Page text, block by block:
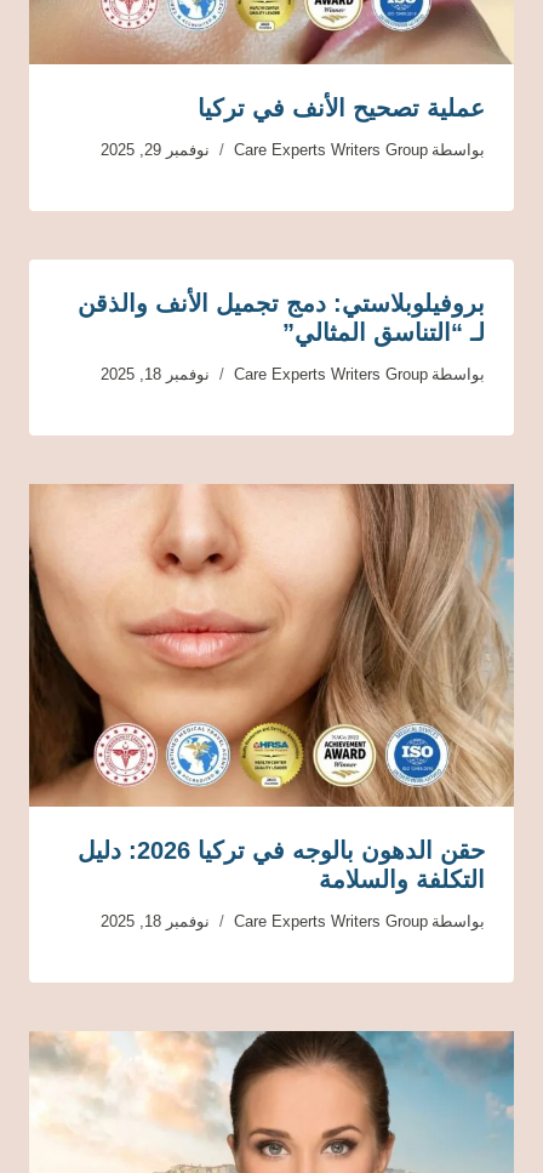
عملية تصحيح الأنف في تركيا
بواسطة Care Experts Writers Group نوفمبر 29, 2025
بروفيلوبلاستي: دمج تجميل الأنف والذقن
لـ “التناسق المثالي”
بواسطة Care Experts Writers Group نوفمبر 18, 2025
حقن الدهون بالوجه في تركيا 2026: دليل
التكلفة والسلامة
بواسطة Care Experts Writers Group نوفمبر 18, 2025